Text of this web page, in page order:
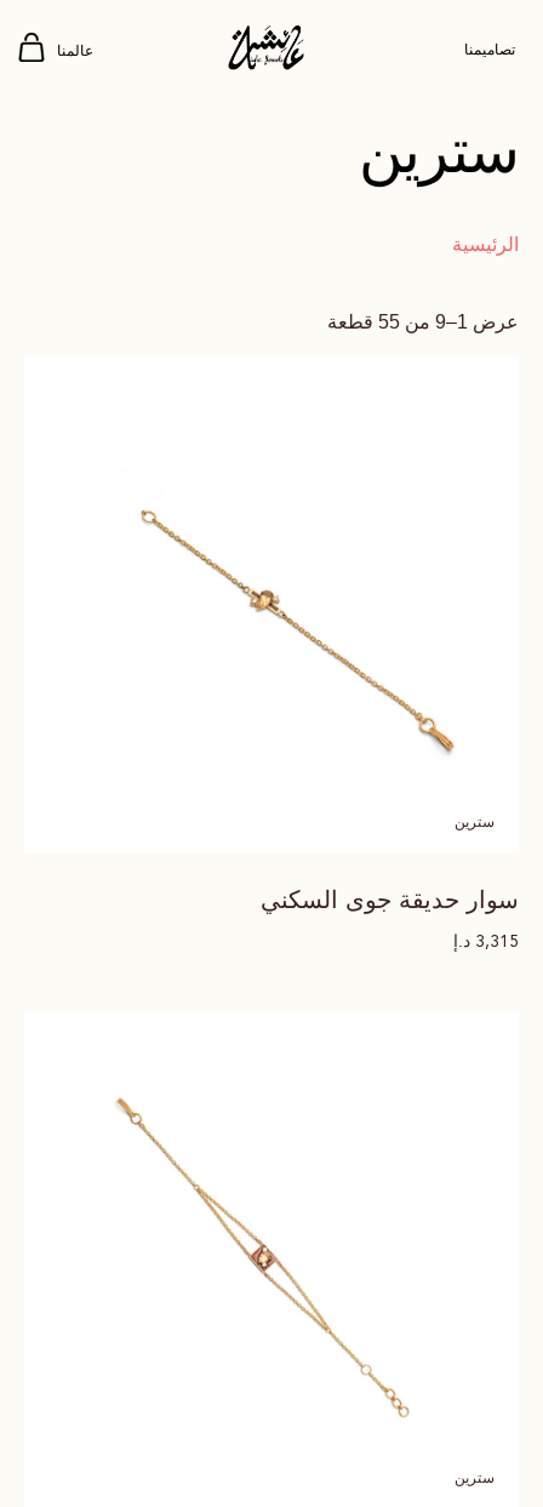
تصاميمنا عالمنا
سترين
الرئيسية
عرض 1–9 من 55 قطعة
سترين
سوار حديقة جوى السكني
3,315 د.إ
سترين